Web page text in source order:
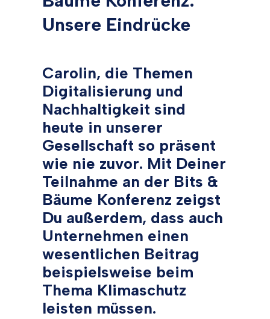
Unsere Eindrücke
Carolin, die Themen
Digitalisierung und
Nachhaltigkeit sind
heute in unserer
Gesellschaft so präsent
wie nie zuvor. Mit Deiner
Teilnahme an der Bits &
Bäume Konferenz zeigst
Du außerdem, dass auch
Unternehmen einen
wesentlichen Beitrag
beispielsweise beim
Thema Klimaschutz
leisten müssen.